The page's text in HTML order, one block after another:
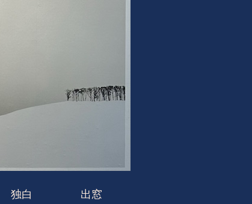
独白 出窓